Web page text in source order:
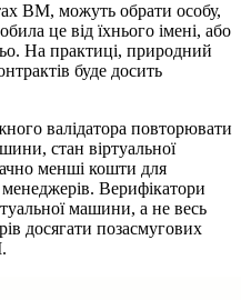
ВМ, можуть обрати особу,
це від їхнього імені, або
На практиці, природний
буде досить
валідатора повторювати
стан віртуальної
менші кошти для
Верифікатори
машини, а не весь
досягати позасмугових